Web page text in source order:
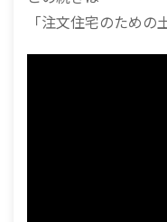
「注文住宅のための